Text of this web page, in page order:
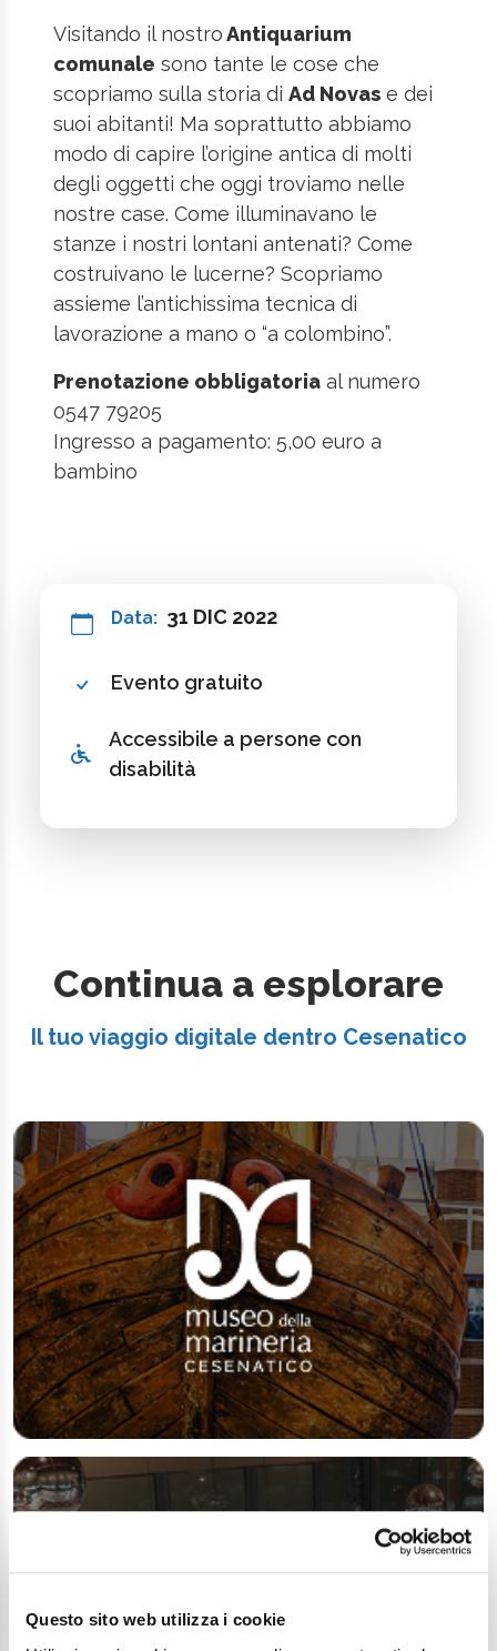
Questo sito web utilizza i cookie
Visitando il nostroAntiquarium
comunale sono tante le cose che
scopriamo sulla storia di Ad Novas e dei
suoi abitanti! Ma soprattutto abbiamo
modo di capire l’origine antica di molti
degli oggetti che oggi troviamo nelle
nostre case. Come illuminavano le
stanze i nostri lontani antenati? Come
costruivano le lucerne? Scopriamo
assieme l’antichissima tecnica di
lavorazione a mano o “a colombino”.
Prenotazione obbligatoria al numero
0547 79205
Ingresso a pagamento: 5,00 euro a
bambino
Data: 31 DIC 2022
Evento gratuito
Accessibile a persone con
disabilità
Continua a esplorare
Il tuo viaggio digitale dentro Cesenatico